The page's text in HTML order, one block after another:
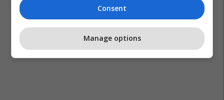
Consent
Manage options